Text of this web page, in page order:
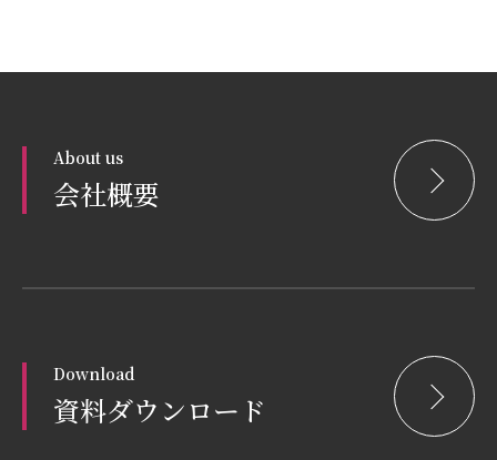
About us
会社概要
Download
資料ダウンロード